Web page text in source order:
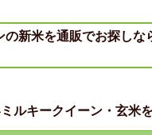
の新米を通販でお探しな
ルキークイーン・玄米